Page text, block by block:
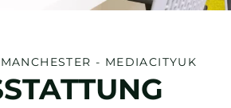
MANCHESTER - MEDIACITYUK